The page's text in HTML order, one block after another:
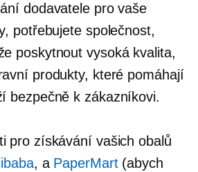
dodavatele pro vaše
potřebujete společnost,
poskytnoutvysoká kvalita,
produkty, které pomáhají
bezpečně k zákazníkovi.
pro získávání vašich obalů
, a PaperMart(abych